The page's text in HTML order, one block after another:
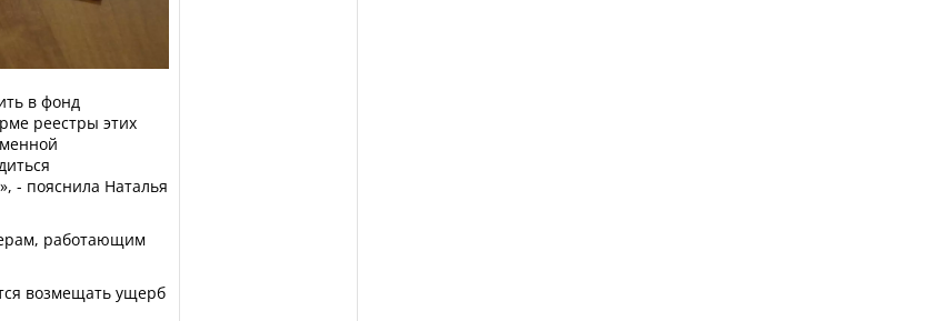
в фонд
реестры этих
- пояснила Наталья
работающим
возмещать ущерб